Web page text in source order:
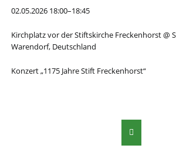
02.05.2026 18:00–18:45
Kirchplatz vor der Stiftskirche Freckenhorst @
Warendorf, Deutschland
Konzert „1175 Jahre Stift Freckenhorst“